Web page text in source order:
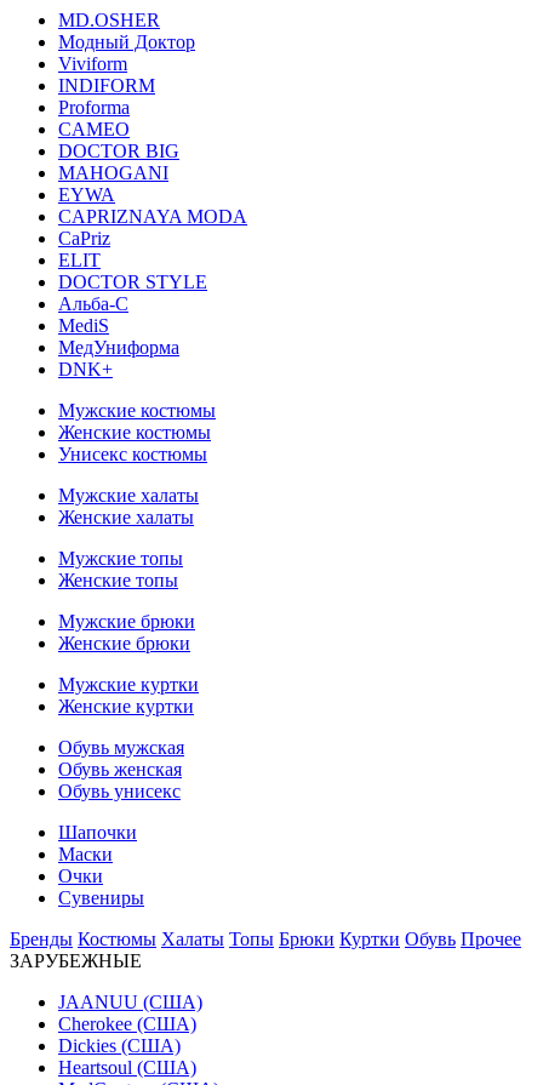
MD.OSHER
Модный Доктор
Viviform
INDIFORM
Proforma
CAMEO
DOCTOR BIG
MAHOGANI
EYWA
CAPRIZNAYA MODA
CaPriz
ELIT
DOCTOR STYLE
Альба-С
MediS
МедУниформа
DNK+
Мужские костюмы
Женские костюмы
Унисекс костюмы
Мужские халаты
Женские халаты
Мужские топы
Женские топы
Мужские брюки
Женские брюки
Мужские куртки
Женские куртки
Обувь мужская
Обувь женская
Обувь унисекс
Шапочки
Маски
Очки
Сувениры
Бренды Костюмы Халаты Топы Брюки Куртки Обувь Прочее
ЗАРУБЕЖНЫЕ
JAANUU (США)
Cherokee (США)
Dickies (США)
Heartsoul (США)